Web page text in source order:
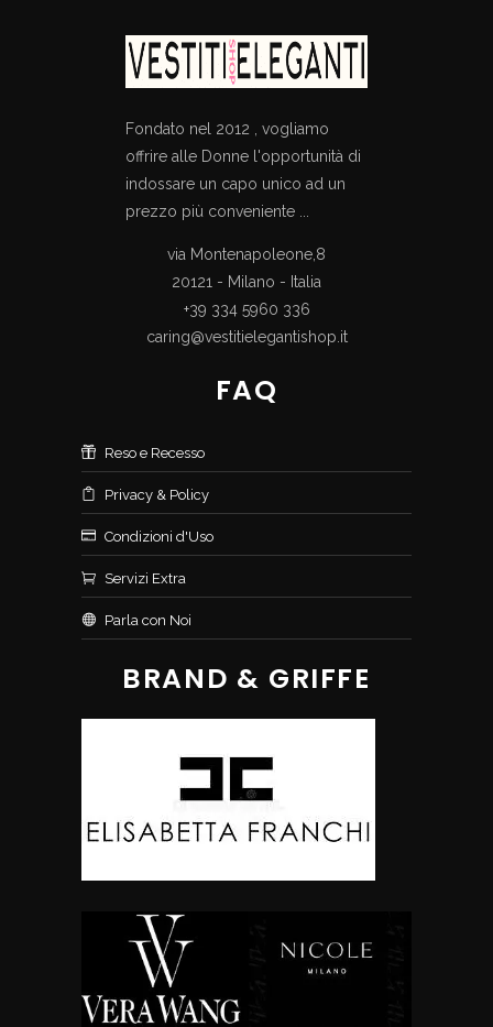
Fondato nel 2012 , vogliamo
offrire alle Donne l'opportunità di
indossare un capo unico ad un
prezzo più conveniente ...
via Montenapoleone,8
20121 - Milano - Italia
+39 334 5960 336
caring@vestitielegantishop.it
FAQ
Reso e Recesso
Privacy & Policy
Condizioni d'Uso
Servizi Extra
Parla con Noi
BRAND & GRIFFE